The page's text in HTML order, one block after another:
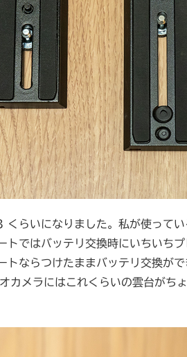
くらいになりました。私が使っ
ではバッテリ交換時にいちいちプ
ならつけたままバッテリ交換が
カメラにはこれくらいの雲台がち